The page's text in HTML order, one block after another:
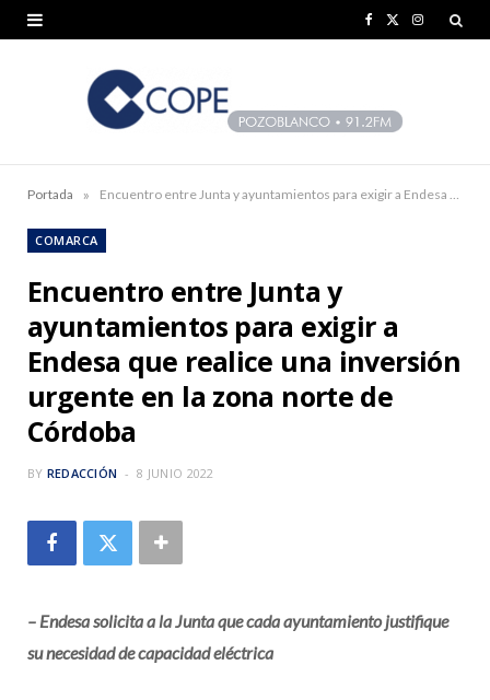
e
)
I
Portada »
COMARCA
Encuentro entre Junta y
ayuntamientos para exigir a
Endesa que realice una inversión
urgente en la zona norte de
Córdoba
BY REDACCIÓN 8 JUNIO 2022
– Endesa solicita a la Junta que cada ayuntamiento justifique
su necesidad de capacidad eléctrica